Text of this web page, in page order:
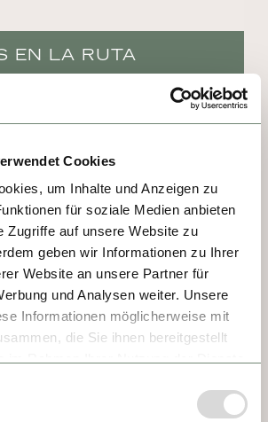
Cookies
um Inhalte und Anzeigen zu
für soziale Medien anbieten
Zugriffe auf unsere Website zu
geben wir Informationen zu Ihrer
Website an unsere Partner für
und Analysen weiter. Unsere
Informationen möglicherweise mit
die Sie ihnen bereitgestellt
EN LA RUTA
de elegancia imperial y
seduce con sus palacios
de su catedral y
mundial. Aquí resonaron
pero también vibra el arte
Cafeterías históricas invitan
Apfelstrudel, mientras
plazas que respiran